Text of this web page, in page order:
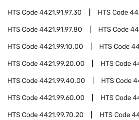
HTS Code4421.91.97.30 HTS Code
HTS Code4421.91.97.80 HTS Code
HTS Code4421.99.10.00 HTS Code
HTS Code4421.99.20.00 HTS Code
HTS Code4421.99.40.00 HTS Code
HTS Code4421.99.60.00 HTS Code
HTS Code4421.99.70.20 HTS Code